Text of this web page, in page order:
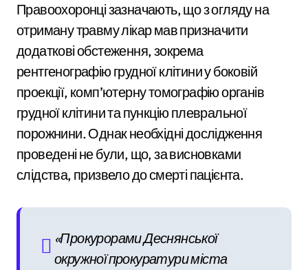
Правоохоронці зазначають, що з огляду на
отриману травму лікар мав призначити
додаткові обстеження, зокрема
рентгенографію грудної клітини у боковій
проекції, комп’ютерну томографію органів
грудної клітини та пункцію плевральної
порожнини. Однак необхідні дослідження
проведені не були, що, за висновками
слідства, призвело до смерті пацієнта.
«Прокурорами Деснянської
окружної прокуратури міста